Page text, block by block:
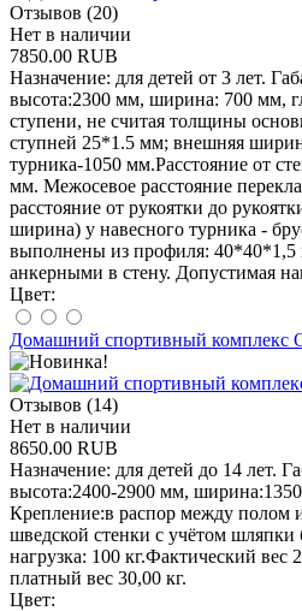
Отзывов (20)
Нет в наличии
7850.00 RUB
Назначение: для детей от 3 лет.
высота:2300 мм, ширина: 700 мм,
ступени, не считая толщины
ступней 25*1.5 мм; внешняя
турника-1050 мм.Расстояние от
мм. Межосевое расстояние
расстояние от рукоятки до
ширина) у навесного турника -
выполнены из профиля: 40*40*1,5
анкерными в стену. Допустимая
Цвет:
Домашний спортивный комплекс
Отзывов (14)
Нет в наличии
8650.00 RUB
Назначение: для детей до 14 лет.
высота:2400-2900 мм,
Крепление:в распор между полом
шведской стенки с учётом
нагрузка: 100 кг.Фактический вес
платный вес 30,00 кг.
Цвет: